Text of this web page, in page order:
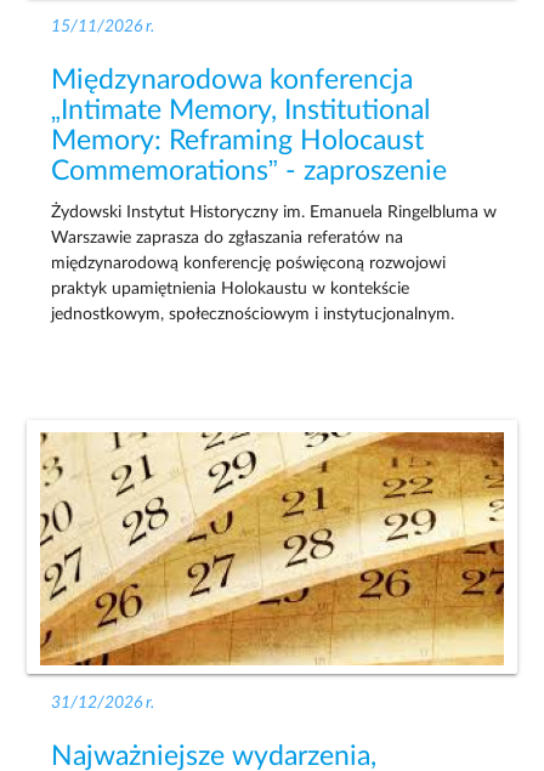
15/11/2026 r.
Międzynarodowa konferencja
„Intimate Memory, Institutional
Memory: Reframing Holocaust
Commemorations” - zaproszenie
Żydowski Instytut Historyczny im. Emanuela Ringelbluma w
Warszawie zaprasza do zgłaszania referatów na
międzynarodową konferencję poświęconą rozwojowi
praktyk upamiętnienia Holokaustu w kontekście
jednostkowym, społecznościowym i instytucjonalnym.
31/12/2026 r.
Najważniejsze wydarzenia,